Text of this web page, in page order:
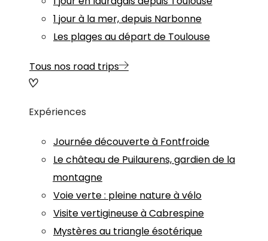
1 jour à la mer, depuis Narbonne
Les plages au départ de Toulouse
Tous nos road trips
Expériences
Journée découverte à Fontfroide
Le château de Puilaurens, gardien de la
montagne
Voie verte : pleine nature à vélo
Visite vertigineuse à Cabrespine
Mystères au triangle ésotérique